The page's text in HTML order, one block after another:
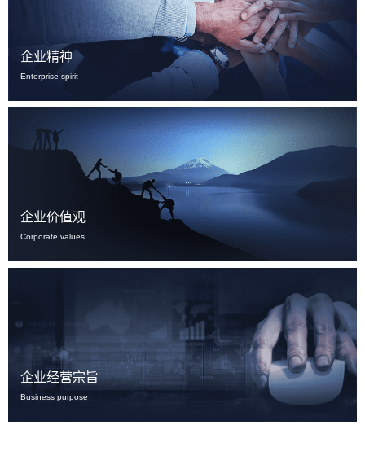
企业精神
Enterprise spirit
企业价值观
Corporate values
企业经营宗旨
Business purpose